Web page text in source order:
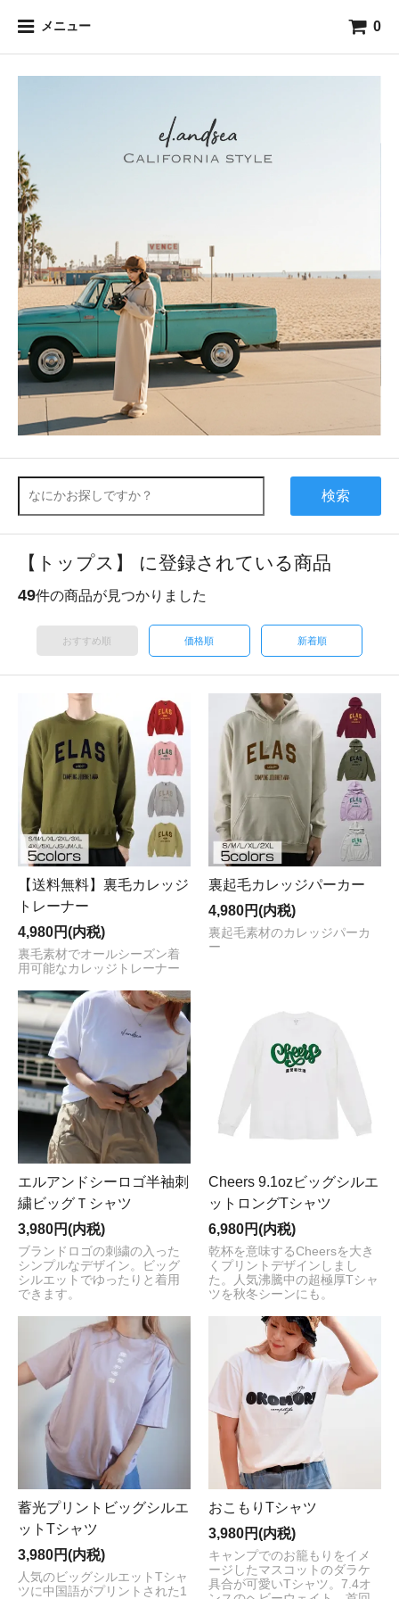
メニュー 0
検索
【トップス】 に登録されている商品
49件の商品が見つかりました
おすすめ順 価格順 新着順
【送料無料】裏毛カレッジ
トレーナー
4,980円(内税)
裏毛素材でオールシーズン着
用可能なカレッジトレーナー
裏起毛カレッジパーカー
4,980円(内税)
裏起毛素材のカレッジパーカ
ー
エルアンドシーロゴ半袖刺
繍ビッグＴシャツ
3,980円(内税)
ブランドロゴの刺繍の入った
シンプルなデザイン。ビッグ
シルエットでゆったりと着用
できます。
Cheers 9.1ozビッグシルエ
ットロングTシャツ
6,980円(内税)
乾杯を意味するCheersを大き
くプリントデザインしまし
た。人気沸騰中の超極厚Tシャ
ツを秋冬シーンにも。
蓄光プリントビッグシルエ
ットTシャツ
3,980円(内税)
人気のビッグシルエットTシャ
ツに中国語がプリントされた1
おこもりTシャツ
3,980円(内税)
キャンプでのお籠もりをイメ
ージしたマスコットのダラケ
具合が可愛いTシャツ。7.4オ